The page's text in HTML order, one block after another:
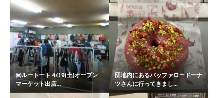
㈱ルートート 4/19(土)オープン
マーケット出店...
団地内にあるバッファロードーナ
ツさんに行ってきまし...